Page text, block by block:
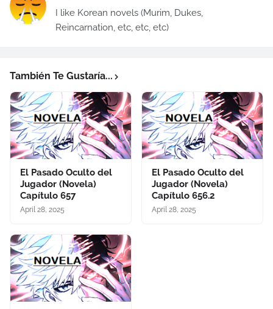
I like Korean novels (Murim, Dukes,
Reincarnation, etc, etc, etc)
También Te Gustaría...
El Pasado Oculto del
Jugador (Novela)
Capítulo 657
April 28, 2025
El Pasado Oculto del
Jugador (Novela)
Capítulo 656.2
April 28, 2025